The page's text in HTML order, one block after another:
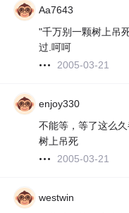
Aa7643
"千万别一颗树上吊
过.呵呵
2005-03-21
enjoy330
不能等，等了这么
树上吊死
2005-03-21
westwin